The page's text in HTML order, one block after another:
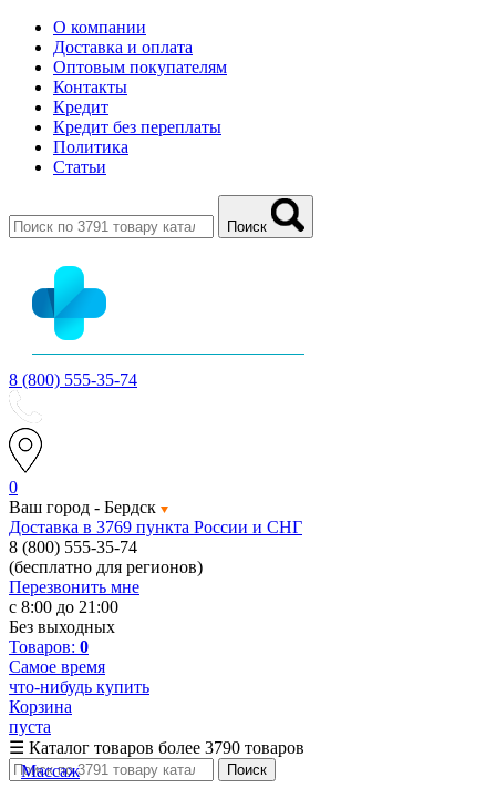
О компании
Доставка и оплата
Оптовым покупателям
Контакты
Кредит
Кредит без переплаты
Политика
Статьи
Поиск
8 (800) 555-35-74
0
Ваш город - Бердск
Доставка в 3769 пункта России и СНГ
8 (800) 555-35-74
(бесплатно для регионов)
Перезвонить мне
с 8:00 до 21:00
Без выходных
Товаров: 0
Самое время
что-нибудь купить
Корзина
пуста
☰ Каталог товаров более 3790 товаров
Массаж
Поиск